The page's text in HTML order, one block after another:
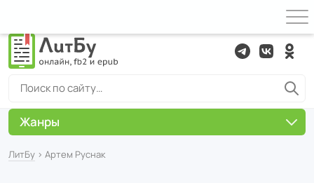
ЛитБу › Артем Руснак
Жанры